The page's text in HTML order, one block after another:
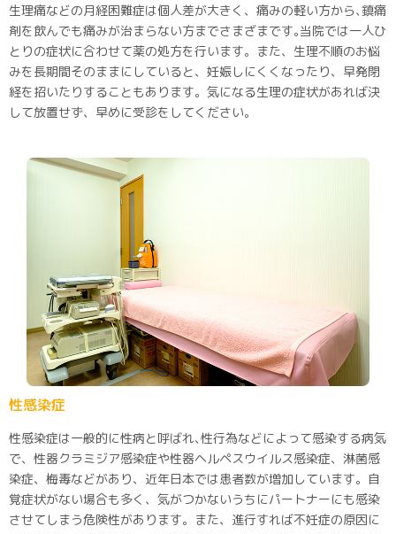
生理痛などの月経困難症は個人差が大きく、痛みの軽い方から､鎮痛
剤を飲んでも痛みが治まらない方までさまざまです｡当院では一人ひ
とりの症状に合わせて薬の処方を行います。また、生理不順のお悩
みを長期間そのままにしていると、妊娠しにくくなったり、早発閉
経を招いたりすることもあります。気になる生理の症状があれば決
して放置せず、早めに受診をしてください。
性感染症
性感染症は一般的に性病と呼ばれ､性行為などによって感染する病気
で、性器クラミジア感染症や性器ヘルペスウイルス感染症、淋菌感
染症、梅毒などがあり、近年日本では患者数が増加しています。自
覚症状がない場合も多く、気がつかないうちにパートナーにも感染
させてしまう危険性があります。また、進行すれば不妊症の原因に